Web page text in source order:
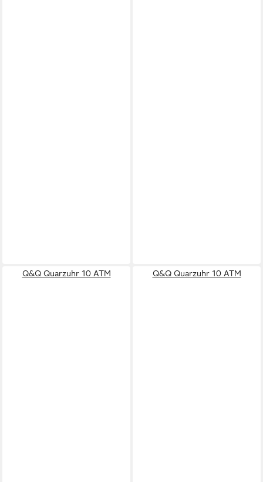
Q&Q Quarzuhr 10 ATM Q&Q Quarzuhr 10 ATM